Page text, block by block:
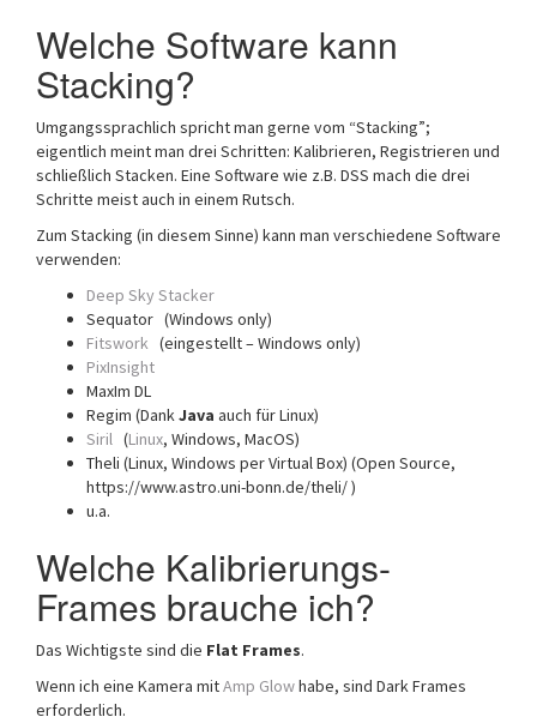
Welche Software kann
Stacking?
Umgangssprachlich spricht man gerne vom “Stacking”;
eigentlich meint man drei Schritten: Kalibrieren, Registrieren und
schließlich Stacken. Eine Software wie z.B. DSS mach die drei
Schritte meist auch in einem Rutsch.
Zum Stacking (in diesem Sinne) kann man verschiedene Software
verwenden:
Deep Sky Stacker
Sequator (Windows only)
Fitswork (eingestellt – Windows only)
PixInsight
MaxIm DL
Regim (DankJava auch für Linux)
Siril (Linux, Windows, MacOS)
Theli (Linux, Windows per Virtual Box) (Open Source,
https://www.astro.uni-bonn.de/theli/ )
u.a.
Welche Kalibrierungs-
Frames brauche ich?
Das Wichtigste sind die Flat Frames.
Wenn ich eine Kamera mitAmp Glowhabe, sind Dark Frames
erforderlich.